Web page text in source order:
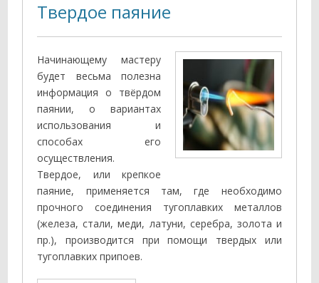
Твердое паяние
Начинающему мастеру
будет весьма полезна
информация о твёрдом
паянии, о вариантах
использования и
способах его
осуществления.
Твердое, или крепкое
паяние, применяется там, где необходимо
прочного соединения тугоплавких металлов
(железа, стали, меди, латуни, серебра, золота и
пр.), производится при помощи твердых или
тугоплавких припоев.